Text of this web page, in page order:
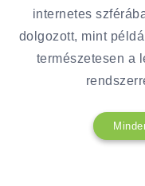
internetes
dolgozott, mint
természetesen a